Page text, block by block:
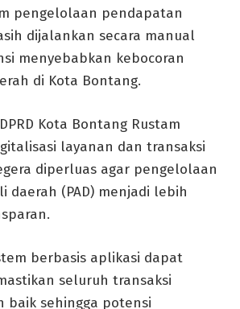
pengelolaan pendapatan
dijalankan secara manual
menyebabkan kebocoran
di Kota Bontang.
Kota Bontang Rustam
layanan dan transaksi
diperluas agar pengelolaan
daerah (PAD) menjadi lebih
berbasis aplikasi dapat
seluruh transaksi
baik sehingga potensi